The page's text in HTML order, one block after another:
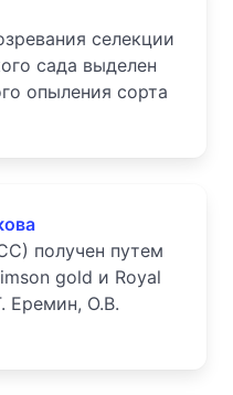
селекции
сада выделен
опыления сорта
получен путем
gold и Royal
Еремин, О.В.